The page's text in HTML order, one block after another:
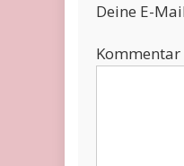
Deine E-
Kommentar